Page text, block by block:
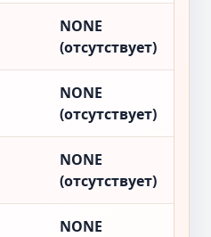
NONE
(отсутствует)
NONE
(отсутствует)
NONE
(отсутствует)
NONE